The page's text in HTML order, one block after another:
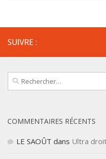
SUIVRE :
Rechercher :
COMMENTAIRES RÉCENTS
LE SAOÛT dans Ultra